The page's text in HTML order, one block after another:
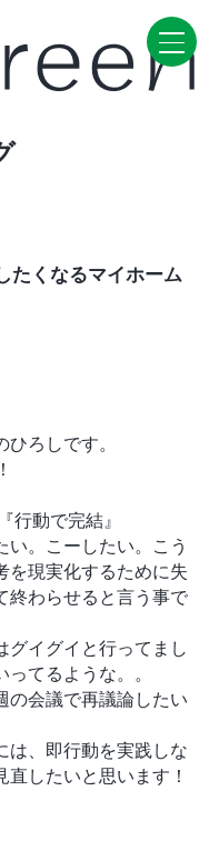
たくなるマイホーム
ろしです。
行動で完結』
。こーしたい。こう
を現実化するために失
終わらせると言う事で
グイグイと行ってまし
てるような。。
の会議で再議論したい
は、即行動を実践しな
したいと思います！